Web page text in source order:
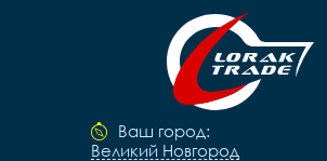
Ваш город:
Великий Новгород